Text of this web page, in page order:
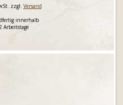
zzgl. Versand
innerhalb
Arbeitstage